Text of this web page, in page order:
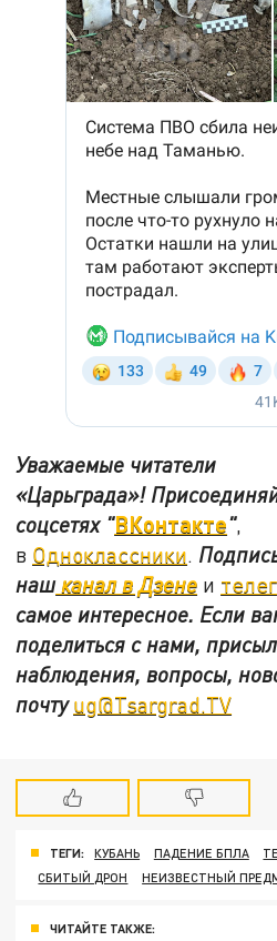
Уважаемые читатели
«Царьграда»!
соцсетях "ВКонтакте",
в Одноклассники
нашканал в Дзене и
самое интересное. Если
поделиться с нами,
наблюдения, вопросы,
почтуug@Tsargrad.TV
ТЕГИ: КУБАНЬ ПАДЕНИЕ БПЛА
СБИТЫЙ ДРОН
НЕИЗВЕСТНЫЙ
ЧИТАЙТЕ ТАКЖЕ: